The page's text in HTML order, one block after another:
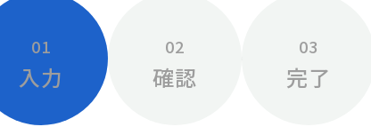
01
入力
02
確認
03
完了